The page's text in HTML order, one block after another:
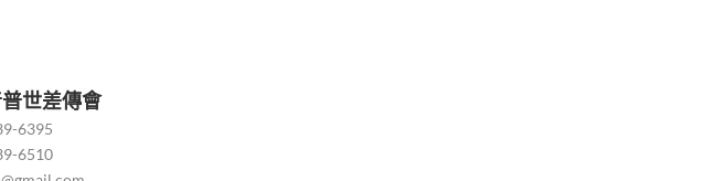
世差傳會
6395
6510